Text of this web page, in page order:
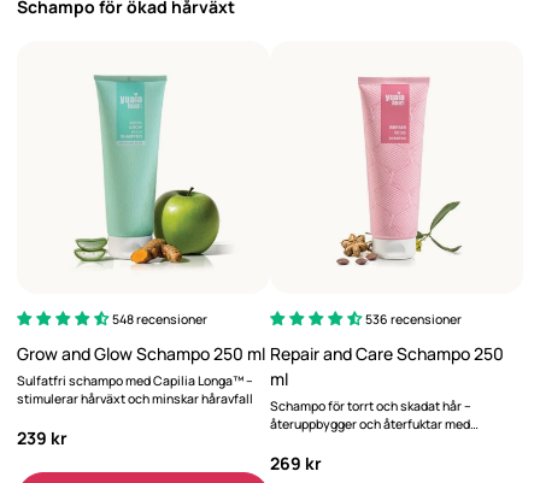
Schampo för ökad hårväxt
548 recensioner
Grow and Glow Schampo 250 ml
Sulfatfri schampo med Capilia Longa™ –
stimulerar hårväxt och minskar håravfall
239 kr
536 recensioner
Repair and Care Schampo 250
ml
Schampo för torrt och skadat hår –
återuppbygger och återfuktar med
269 kr